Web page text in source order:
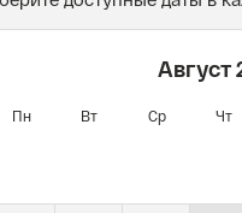
Август
Пн Вт Ср Чт